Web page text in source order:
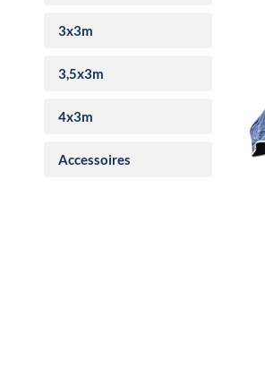
3x3m
3,5x3m
4x3m
Accessoires